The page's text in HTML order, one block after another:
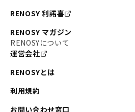
RENOSY 利諾喜
RENOSY マガジン
RENOSYについて
運営会社
RENOSYとは
利用規約
お問い合わせ窓口